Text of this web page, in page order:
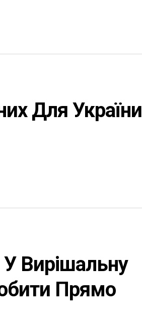
Для України
Вирішальну
Прямо